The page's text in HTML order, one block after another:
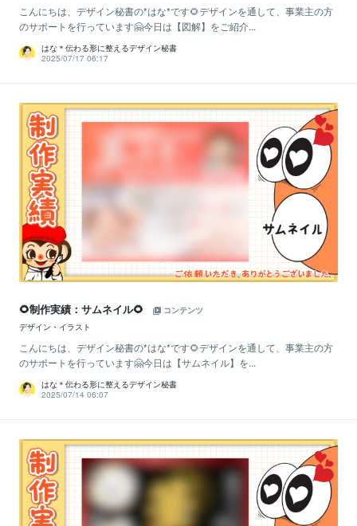
こんにちは、デザイン秘書の*はな*です🌻デザインを通して、事業主の方
のサポートを行っています🤗今日は【図解】をご紹介...
はな＊伝わる形に整えるデザイン秘書
2025/07/17 06:17
🌻制作実績：サムネイル🌻
コンテンツ
デザイン・イラスト
こんにちは、デザイン秘書の*はな*です🌻デザインを通して、事業主の方
のサポートを行っています🤗今日は【サムネイル】を...
はな＊伝わる形に整えるデザイン秘書
2025/07/14 06:07